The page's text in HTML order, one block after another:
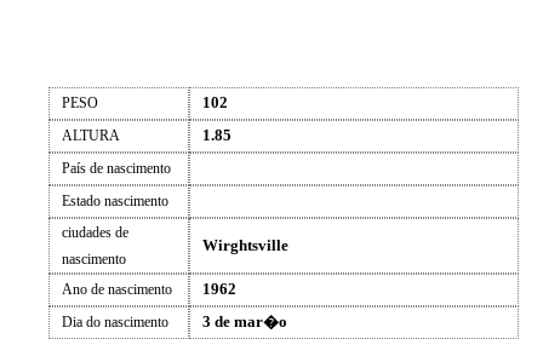
PESO 102
ALTURA 1.85
País de nascimento
Estado nascimento
ciudades de
nascimento
Wirghtsville
Ano de nascimento 1962
Dia do nascimento 3 de mar�o